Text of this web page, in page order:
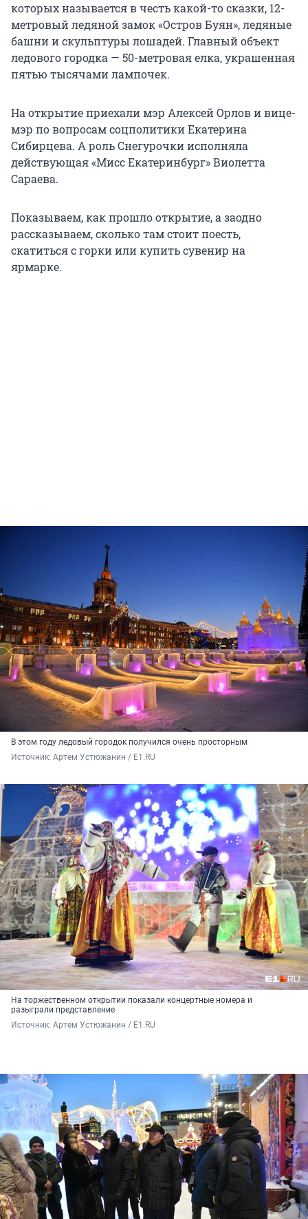
которых называется в честь какой-то сказки, 12-
метровый ледяной замок «Остров Буян», ледяные
башни и скульптуры лошадей. Главный объект
ледового городка — 50-метровая елка, украшенная
пятью тысячами лампочек.
На открытие приехали мэр Алексей Орлов и вице-
мэр по вопросам соцполитики Екатерина
Сибирцева. А роль Снегурочки исполняла
действующая «Мисс Екатеринбург» Виолетта
Сараева.
Показываем, как прошло открытие, а заодно
рассказываем, сколько там стоит поесть,
скатиться с горки или купить сувенир на
ярмарке.
В этом году ледовый городок получился очень просторным
Источник: Артем Устюжанин / E1.RU
На торжественном открытии показали концертные номера и
разыграли представление
Источник: Артем Устюжанин / E1.RU